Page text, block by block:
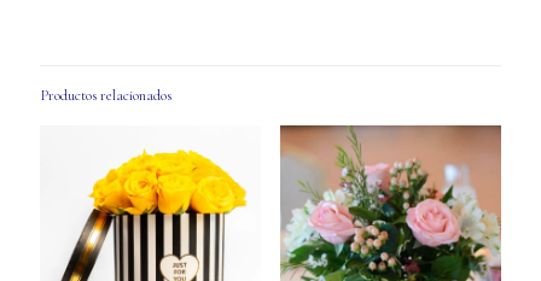
Productos relacionados